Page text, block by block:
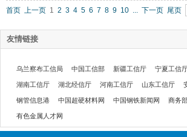
首页 上一页 1 2 3 4 5 6 7 8 9 10 ... 下一页 尾页
友情链接
乌兰察布工信局 中国工信部 新疆工信厅 宁夏工信
湖南工信厅 湖北经信厅 河南工信厅 山东工信厅
钢管信息港 中国超硬材料网 中国钢铁新闻网 商务
有色金属人才网